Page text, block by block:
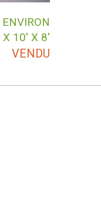
X 10′ X 8′
VENDU